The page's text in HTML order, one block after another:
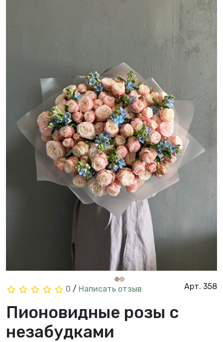
0 / Написать отзыв Арт. 358
Пионовидные розы с
незабудками